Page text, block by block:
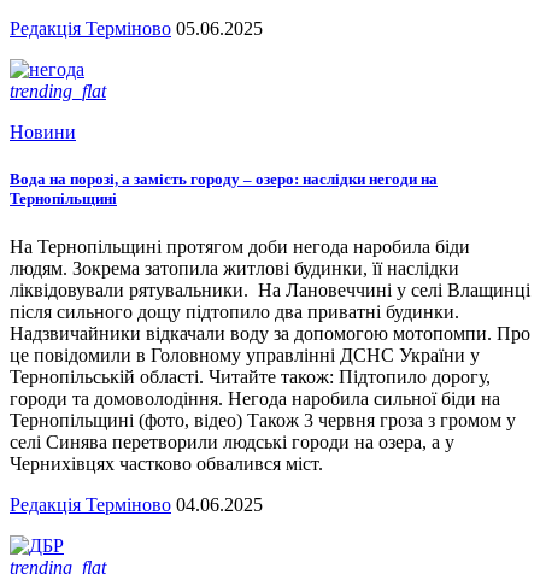
Редакція Терміново 05.06.2025
trending_flat
Новини
Вода на порозі, а замість городу – озеро: наслідки негоди на
Тернопільщині
На Тернопільщині протягом доби негода наробила біди
людям. Зокрема затопила житлові будинки, її наслідки
ліквідовували рятувальники. На Лановеччині у селі Влащинці
після сильного дощу підтопило два приватні будинки.
Надзвичайники відкачали воду за допомогою мотопомпи. Про
це повідомили в Головному управлінні ДСНС України у
Тернопільській області. Читайте також: Підтопило дорогу,
городи та домоволодіння. Негода наробила сильної біди на
Тернопільщині (фото, відео) Також 3 червня гроза з громом у
селі Синява перетворили людські городи на озера, а у
Чернихівцях частково обвалився міст.
Редакція Терміново 04.06.2025
trending_flat